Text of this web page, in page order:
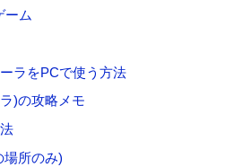
ーム
ラをPCで使う方法
)の攻略メモ
場所のみ)